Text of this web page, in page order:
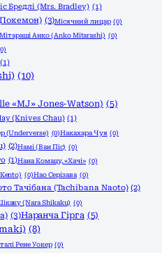
Бредлі (Mrs. Bradley) (1)
(3)Місячний лицар (0)
Мітараші Анко (Anko Mitarashi) (0)
(1)
(10)
«MJ» Jones-Watson) (5)
(Knives Chau) (1)
(Underverse) (0)Накахара Чуя (0)
(2)Намі (Ван Піс) (0)
(1)Нана Комацу, «Хачі» (0)
(0)Нао Серізава (0)
Тачібана (Tachibana Naoto) (2)
(Nara Shikaku) (0)
(3)Наранча Гірга (5)
(8)
Рене Уокер (0)